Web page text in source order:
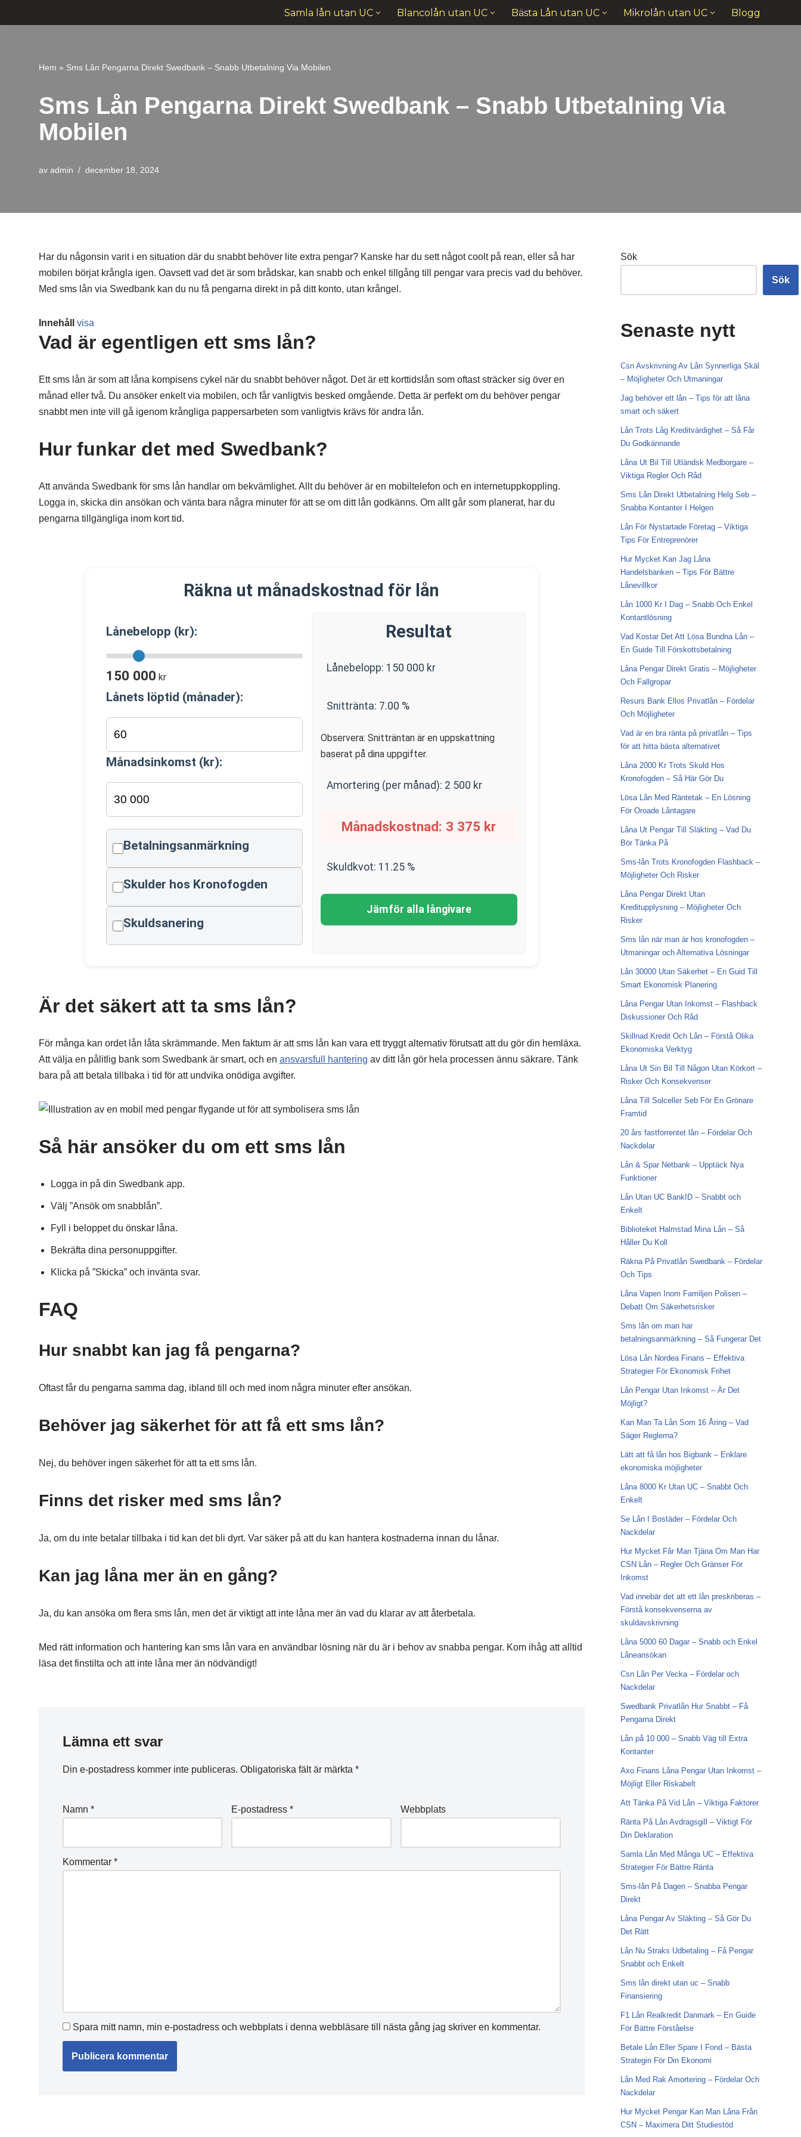
innehåll
Samla lån utan UC Blancolån utan UC Bästa Lån utan UC Mikrolån utan UC Blogg
Hem » Sms Lån Pengarna Direkt Swedbank – Snabb Utbetalning Via Mobilen
Sms Lån Pengarna Direkt Swedbank – Snabb Utbetalning Via
Mobilen
av admin december 18, 2024
Har du någonsin varit i en situation där du snabbt behöver lite extra pengar? Kanske har du sett något coolt på rean, eller så har
mobilen börjat krångla igen. Oavsett vad det är som brådskar, kan snabb och enkel tillgång till pengar vara precis vad du behöver.
Med sms lån via Swedbank kan du nu få pengarna direkt in på ditt konto, utan krångel.
Innehåll visa
Vad är egentligen ett sms lån?
Ett sms lån är som att låna kompisens cykel när du snabbt behöver något. Det är ett korttidslån som oftast sträcker sig över en
månad eller två. Du ansöker enkelt via mobilen, och får vanligtvis besked omgående. Detta är perfekt om du behöver pengar
snabbt men inte vill gå igenom krångliga pappersarbeten som vanligtvis krävs för andra lån.
Hur funkar det med Swedbank?
Att använda Swedbank för sms lån handlar om bekvämlighet. Allt du behöver är en mobiltelefon och en internetuppkoppling.
Logga in, skicka din ansökan och vänta bara några minuter för att se om ditt lån godkänns. Om allt går som planerat, har du
pengarna tillgängliga inom kort tid.
Räkna ut månadskostnad för lån
Lånebelopp (kr):
150 000 kr
Lånets löptid (månader):
Månadsinkomst (kr):
Betalningsanmärkning
Skulder hos Kronofogden
Skuldsanering
Resultat
Lånebelopp: 150 000 kr
Snittränta: 7.00 %
Observera: Snitträntan är en uppskattning
baserat på dina uppgifter.
Amortering (per månad): 2 500 kr
Månadskostnad: 3 375 kr
Skuldkvot: 11.25%
Jämför alla långivare
Är det säkert att ta sms lån?
För många kan ordet lån låta skrämmande. Men faktum är att sms lån kan vara ett tryggt alternativ förutsatt att du gör din hemläxa.
Att välja en pålitlig bank som Swedbank är smart, och en ansvarsfull hantering av ditt lån gör hela processen ännu säkrare. Tänk
bara på att betala tillbaka i tid för att undvika onödiga avgifter.
Så här ansöker du om ett sms lån
Logga in på din Swedbank app.
Välj ”Ansök om snabblån”.
Fyll i beloppet du önskar låna.
Bekräfta dina personuppgifter.
Klicka på ”Skicka” och invänta svar.
FAQ
Hur snabbt kan jag få pengarna?
Oftast får du pengarna samma dag, ibland till och med inom några minuter efter ansökan.
Behöver jag säkerhet för att få ett sms lån?
Nej, du behöver ingen säkerhet för att ta ett sms lån.
Finns det risker med sms lån?
Ja, om du inte betalar tillbaka i tid kan det bli dyrt. Var säker på att du kan hantera kostnaderna innan du lånar.
Kan jag låna mer än en gång?
Ja, du kan ansöka om flera sms lån, men det är viktigt att inte låna mer än vad du klarar av att återbetala.
Med rätt information och hantering kan sms lån vara en användbar lösning när du är i behov av snabba pengar. Kom ihåg att alltid
läsa det finstilta och att inte låna mer än nödvändigt!
Lämna ett svar
Din e-postadress kommer inte publiceras. Obligatoriska fält är märkta *
Namn * E-postadress* Webbplats
Kommentar *
Spara mitt namn, min e-postadress och webbplats i denna webbläsare till nästa gång jag skriver en kommentar.
Sök
Sök
Senaste nytt
Csn Avskrivning Av Lån Synnerliga Skäl
– Möjligheter Och Utmaningar
Jag behöver ett lån – Tips för att låna
smart och säkert
Lån Trots Låg Kreditvärdighet – Så Får
Du Godkännande
Låna Ut Bil Till Utländsk Medborgare –
Viktiga Regler Och Råd
Sms Lån Direkt Utbetalning Helg Seb –
Snabba Kontanter I Helgen
Lån För Nystartade Företag – Viktiga
Tips För Entreprenörer
Hur Mycket Kan Jag Låna
Handelsbanken – Tips För Bättre
Lånevillkor
Lån 1000 Kr I Dag – Snabb Och Enkel
Kontantlösning
Vad Kostar Det Att Lösa Bundna Lån –
En Guide Till Förskottsbetalning
Låna Pengar Direkt Gratis – Möjligheter
Och Fallgropar
Resurs Bank Ellos Privatlån – Fördelar
Och Möjligheter
Vad är en bra ränta på privatlån – Tips
för att hitta bästa alternativet
Låna 2000 Kr Trots Skuld Hos
Kronofogden – Så Här Gör Du
Lösa Lån Med Räntetak – En Lösning
För Oroade Låntagare
Låna Ut Pengar Till Släkting – Vad Du
Bör Tänka På
Sms-lån Trots Kronofogden Flashback –
Möjligheter Och Risker
Låna Pengar Direkt Utan
Kreditupplysning – Möjligheter Och
Risker
Sms lån när man är hos kronofogden –
Utmaningar och Alternativa Lösningar
Lån 30000 Utan Säkerhet – En Guid Till
Smart Ekonomisk Planering
Låna Pengar Utan Inkomst – Flashback
Diskussioner Och Råd
Skillnad Kredit Och Lån – Förstå Olika
Ekonomiska Verktyg
Låna Ut Sin Bil Till Någon Utan Körkort –
Risker Och Konsekvenser
Låna Till Solceller Seb För En Grönare
Framtid
20 års fastforrentet lån – Fördelar Och
Nackdelar
Lån & Spar Netbank – Upptäck Nya
Funktioner
Lån Utan UC BankID – Snabbt och
Enkelt
Biblioteket Halmstad Mina Lån – Så
Håller Du Koll
Räkna På Privatlån Swedbank – Fördelar
Och Tips
Låna Vapen Inom Familjen Polisen –
Debatt Om Säkerhetsrisker
Sms lån om man har
betalningsanmärkning – Så Fungerar Det
Lösa Lån Nordea Finans – Effektiva
Strategier För Ekonomisk Frihet
Lån Pengar Utan Inkomst – Är Det
Möjligt?
Kan Man Ta Lån Som 16 Åring – Vad
Säger Reglerna?
Lätt att få lån hos Bigbank – Enklare
ekonomiska möjligheter
Låna 8000 Kr Utan UC – Snabbt Och
Enkelt
Se Lån I Bostäder – Fördelar Och
Nackdelar
Hur Mycket Får Man Tjäna Om Man Har
CSN Lån – Regler Och Gränser För
Inkomst
Vad innebär det att ett lån preskriberas –
Förstå konsekvenserna av
skuldavskrivning
Låna 5000 60 Dagar – Snabb och Enkel
Låneansökan
Csn Lån Per Vecka – Fördelar och
Nackdelar
Swedbank Privatlån Hur Snabbt – Få
Pengarna Direkt
Lån på 10 000 – Snabb Väg till Extra
Kontanter
Axo Finans Låna Pengar Utan Inkomst –
Möjligt Eller Riskabelt
Att Tänka På Vid Lån – Viktiga Faktorer
Ränta På Lån Avdragsgill – Viktigt För
Din Deklaration
Samla Lån Med Många UC – Effektiva
Strategier För Bättre Ränta
Sms-lån På Dagen – Snabba Pengar
Direkt
Låna Pengar Av Släkting – Så Gör Du
Det Rätt
Lån Nu Straks Udbetaling – Få Pengar
Snabbt och Enkelt
Sms lån direkt utan uc – Snabb
Finansiering
F1 Lån Realkredit Danmark – En Guide
För Bättre Förståelse
Betale Lån Eller Spare I Fond – Bästa
Strategin För Din Ekonomi
Lån Med Rak Amortering – Fördelar Och
Nackdelar
Hur Mycket Pengar Kan Man Låna Från
CSN – Maximera Ditt Studiestöd